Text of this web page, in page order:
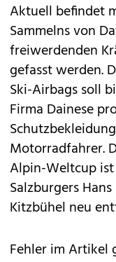
Aktuell befindet
Sammelns von
freiwerdenden
gefasst werden.
Ski-Airbags soll
Firma Dainese
Motorradfahrer.
Alpin-Weltcup
Salzburgers
Kitzbühel neu
Fehler im Artikel